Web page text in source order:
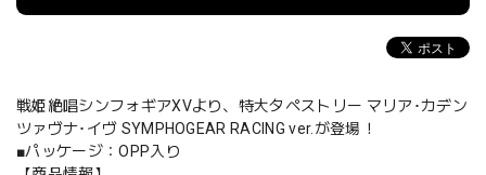
戦姫絶唱シンフォギアXVより、特大タペストリー マリア･カデン
ツァヴナ･イヴ SYMPHOGEAR RACING ver.が登場！
■パッケージ：OPP入り